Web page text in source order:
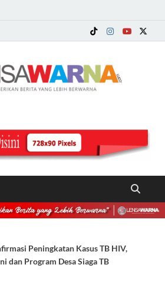
Peningkatan Kasus TB HIV,
dan Program Desa Siaga TB